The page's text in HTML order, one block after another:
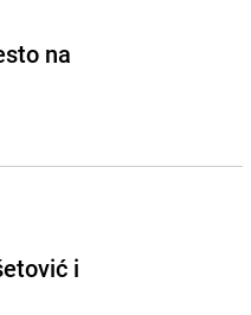
na
i